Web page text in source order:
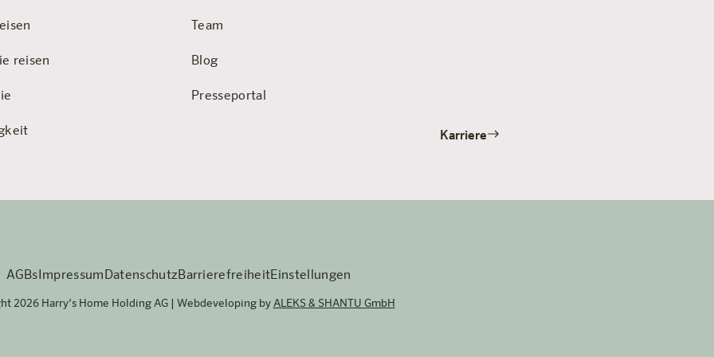
reisen
Team
Blog
Presseportal
Karriere
AGBsImpressumDatenschutzBarrierefreiheitEinstellungen
2026 Harry’s Home Holding AG | Webdeveloping by ALEKS & SHANTU GmbH